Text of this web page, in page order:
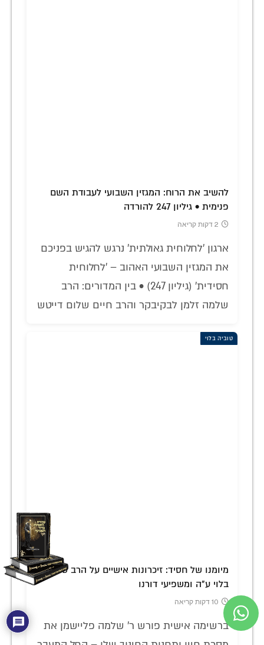
להשיב את הרוח: המגזין השבועי לעבודת השם
פנימית • גיליון 247 להורדה
2 דקות קריאה
ארגון 'לחלוחית גאולתית' נרגש להגיש בפניכם
את המגזין השבועי האהוב – 'לחלוחית
חסידית' (גיליון 247) • בין המדורים: הרב
שלמה זלמן לבקיבקר והרב חיים שלום דייטש
טוביה בלוי
מיומנו של חסיד: זיכרונות אישיים על הרב טוביה
בלוי ע"ה ומשפיעי דורנו
10 דקות קריאה
ברשימה אישית פורש ר' שלמה פליישמן את